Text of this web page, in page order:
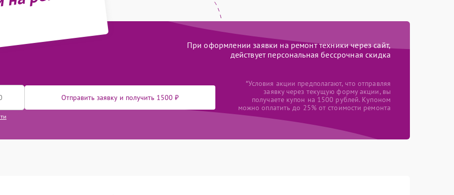
При оформлении заявки на ремонт техники через сайт,
действует персональная бессрочная скидка
Отправить заявку и получить 1500 ₽
*Условия акции предполагают, что отправляя
заявку через текущую форму акции, вы
получаете купон на 1500 рублей. Купоном
можно оплатить до 25% от стоимости ремонта